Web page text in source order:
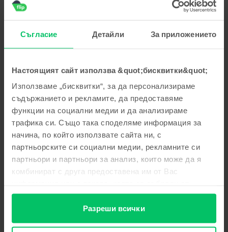
Съгласие Детайли За приложението
Настоящият сайт използва &quot;бисквитки&quot;
Използваме „бисквитки“, за да персонализираме
съдържанието и рекламите, да предоставяме
функции на социални медии и да анализираме
трафика си. Също така споделяме информация за
начина, по който използвате сайта ни, с
партньорските си социални медии, рекламните си
партньори и партньори за анализ, които може да я
комбинират с друга предоставена им от Вас
ползването от Ваша страна на услугите им.
Разреши всички
пожелаваме приятно ползване!
Георги Стоянов
05 Aug 2026
Apple iPhone 15 Pro, Blue Titanium, 256 GB, Много добро
5/5 Проверен отзив
Отговор от Flip
Благодарим Ви за отзива! 😊 Радваме се, че сте доволни
от покупката. Благодарим Ви за доверието и Ви
пожелаваме приятно ползване!
Тодор Тодоров,05 Aug 2026
Apple iPhone 16 Pro, Natural Titanium, 256 GB, Като нов
Страхотен е Благодаря
Отговор от Flip